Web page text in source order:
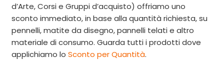
d’Arte, Corsi e Gruppi d’acquisto) offriamo uno
sconto immediato, in base alla quantità richiesta, su
pennelli, matite da disegno, pannelli telati e altro
materiale di consumo. Guarda tutti i prodotti dove
applichiamo lo Sconto per Quantità.